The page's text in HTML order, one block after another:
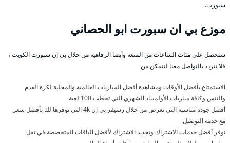
سبورت،
موزع بي ان سبورت ابو الحصاني
ستحصل على مئات الساعات من المتعة وأيضا الرفاهية من خلال بي إن سبورت الكويت ،
فلا تتردد بالتواصل معنا لتتمكن من:
الاستمتاع بأفضل الأوقات ومشاهدة أفضل المباريات العالمية والمحلية لكرة القدم
والتنس وكافة مباريات الأولمبياد الشهري التي تخطت 100 لعبة.
أفضل جودة مناسبة التي تعرض من خلال رسيفر بي إن 4k التي نوفرها لك بأفضل سعر
مع خدمة التوصيل.
نوفر أفضل خدمات الاشتراك وتجديد الاشتراك لأفضل الباقات المتخصصة في نقل